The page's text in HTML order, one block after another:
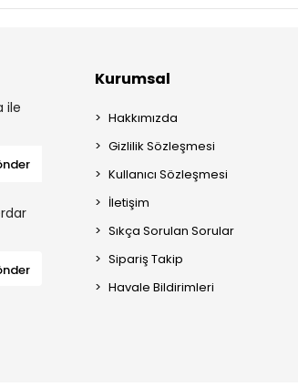
ile
Kurumsal
Hakkımızda
Gizlilik Sözleşmesi
Kullanıcı Sözleşmesi
İletişim
Sıkça Sorulan Sorular
Sipariş Takip
Havale Bildirimleri